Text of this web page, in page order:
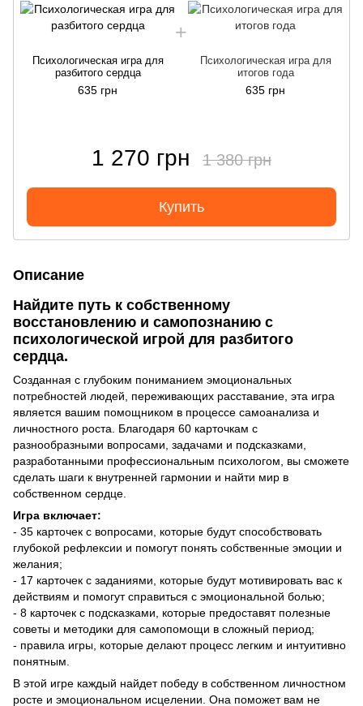
Психологическая игра для
разбитого сердца
635 грн
Психологическая игра для
итогов года
635 грн
1 270 грн 1 380 грн
Купить
Описание
Найдите путь к собственному
восстановлению и самопознанию с
психологической игрой для разбитого
сердца.
Созданная с глубоким пониманием эмоциональных
потребностей людей, переживающих расставание, эта игра
является вашим помощником в процессе самоанализа и
личностного роста. Благодаря 60 карточкам с
разнообразными вопросами, задачами и подсказками,
разработанными профессиональным психологом, вы сможете
сделать шаги к внутренней гармонии и найти мир в
собственном сердце.
Игра включает:
- 35 карточек с вопросами, которые будут способствовать
глубокой рефлексии и помогут понять собственные эмоции и
желания;
- 17 карточек с заданиями, которые будут мотивировать вас к
действиям и помогут справиться с эмоциональной болью;
- 8 карточек с подсказками, которые предоставят полезные
советы и методики для самопомощи в сложный период;
- правила игры, которые делают процесс легким и интуитивно
понятным.
В этой игре каждый найдет победу в собственном личностном
росте и эмоциональном исцелении. Она поможет вам не